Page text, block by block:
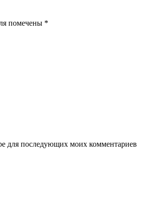
помечены *
для последующих моих комментариев